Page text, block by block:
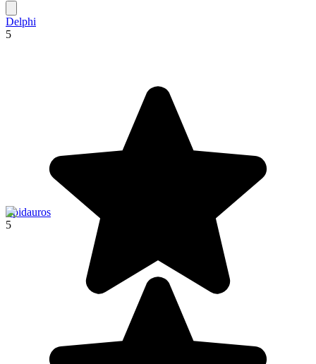
Delphi
5
Epidauros
5